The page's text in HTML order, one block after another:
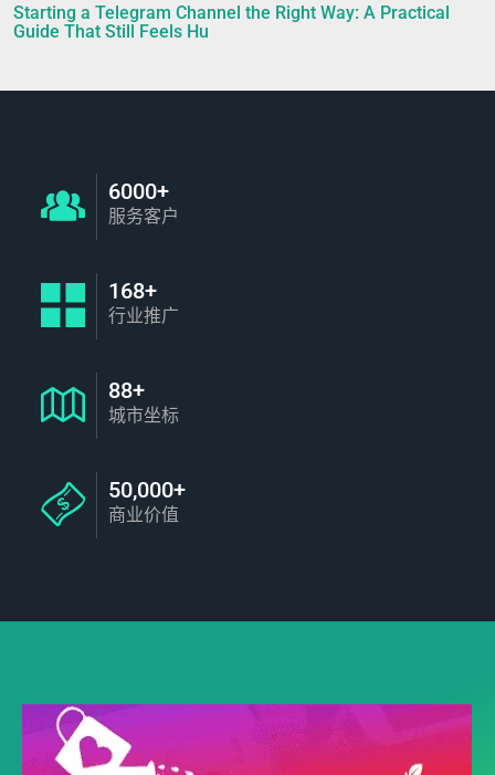
Starting a Telegram Channel the Right Way: A Practical
Guide That Still Feels Hu
6000+
服务客户
168+
行业推广
88+
城市坐标
50,000+
商业价值